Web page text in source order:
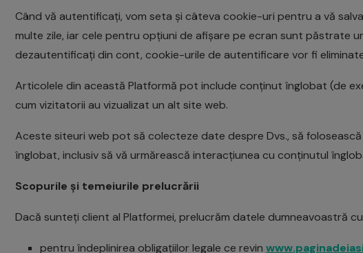
Când vă autentificați, vom seta și câteva cookie-uri pentru a vă
multe zile, iar cele pentru opțiuni de afișare pe ecran sunt păstrate
dezautentificați din cont, cookie-urile de autentificare vor fi
Articolele din această Platformă pot include conținut înglobat (de
cum vizitatorii au vizualizat un alt site web.
Aceste siteuri web pot să colecteze date despre Dvs., să
înglobat, inclusiv să vă urmărească interacțiunea cu conținutul
Scopurile și temeiurile prelucrării
Dacă sunteți client al Platformei, prelucrăm datele dumneavoastră
pentru îndeplinirea obligațiilor legale ce revin